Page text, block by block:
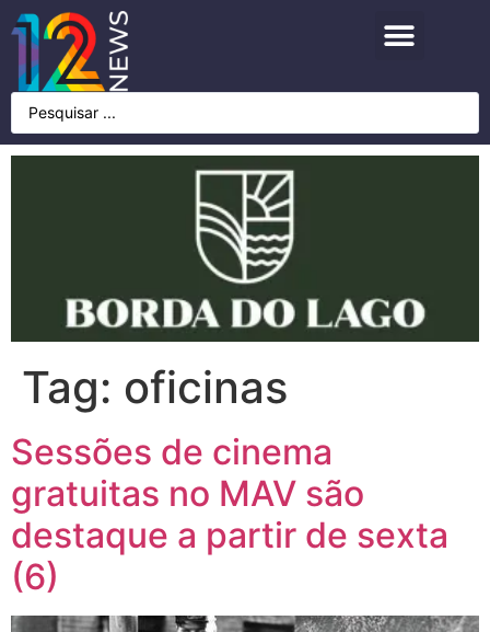
Tag: oficinas
Sessões de cinema
gratuitas no MAV são
destaque a partir de sexta
(6)